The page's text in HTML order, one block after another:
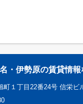
・伊勢原の賃貸情
町１丁目22番24号 信栄ビ